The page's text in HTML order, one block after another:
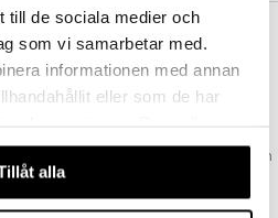
till de sociala medier och
som vi samarbetar med.
informationen med annan
eller som de har
av vår webbplats.
alla
FRAKTEN?
Vår gräns för fraktfri leverans bestäms
du handlar från. Läs mer här »
varor i lager) skickas normalt ut från
samma dag.